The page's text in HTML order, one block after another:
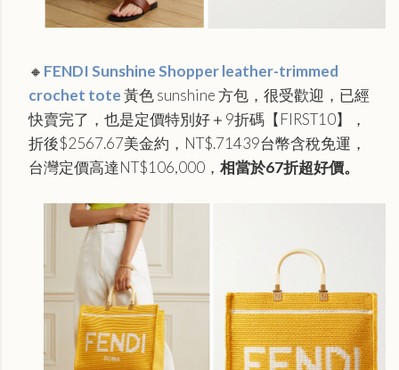
🔸 FENDI Sunshine Shopper leather-trimmed
crochet tote黃色 sunshine 方包，很受歡迎，已經
快賣完了，也是定價特別好＋9折碼 【FIRST10】，
折後$2567.67美金約，NT$.71439台幣含稅免運，
台灣定價高達NT$106,000， 相當於67折超好價。